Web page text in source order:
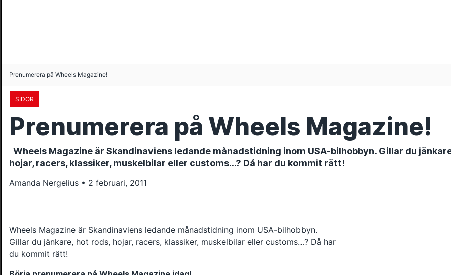
Prenumerera på Wheels Magazine!
SIDOR
Prenumerera på Wheels Magazine!
Wheels Magazine är Skandinaviens ledande månadstidning inom USA-bilhobbyn. Gillar du
hojar, racers, klassiker, muskelbilar eller customs…? Då har du kommit rätt!
Amanda Nergelius • 2 februari, 2011
Wheels Magazine är Skandinaviens ledande månadstidning inom USA-bilhobbyn.
Gillar du jänkare, hot rods, hojar, racers, klassiker, muskelbilar eller customs…? Då har
du kommit rätt!